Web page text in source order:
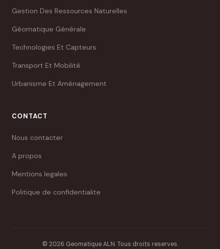
Gestion Des Ressources Naturelles
Géomatique Générale
Technologies Et Capteurs
Transport Et Mobilité
Urbanisme Et Aménagement
CONTACT
Nous contacter
A propos
Mentions legales
Politique de confidentialite
© 2026 Geomatique ALN. Tous droits reserves.